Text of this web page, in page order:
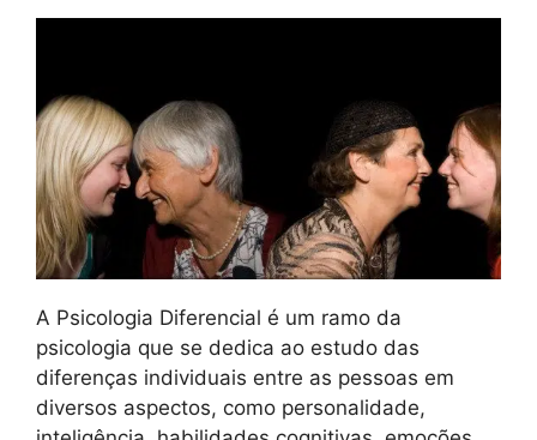
A Psicologia Diferencial é um ramo da
psicologia que se dedica ao estudo das
diferenças individuais entre as pessoas em
diversos aspectos, como personalidade,